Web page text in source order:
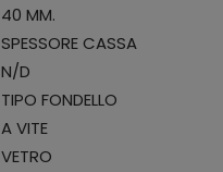
40 MM.
SPESSORE CASSA
N/D
TIPO FONDELLO
A VITE
VETRO